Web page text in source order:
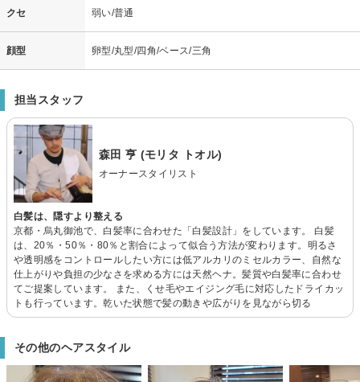
クセ 弱い/普通
顔型 卵型/丸型/四角/ベース/三角
担当スタッフ
森田 亨 (モリタ トオル)
オーナースタイリスト
白髪は、隠すより整える
京都・烏丸御池で、白髪率に合わせた「白髪設計」をしています。 白髪
は、20％・50％・80％と割合によって似合う方法が変わります。明るさ
や透明感をコントロールしたい方には低アルカリのミセルカラー、自然な
仕上がりや負担の少なさを求める方には天然ヘナ。髪質や白髪率に合わせ
てご提案しています。 また、くせ毛やエイジング毛に対応したドライカッ
トも行っています。乾いた状態で髪の動きや広がりを見ながら切る
その他のヘアスタイル